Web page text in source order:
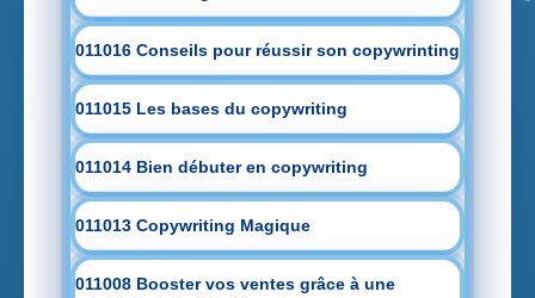
011016 Conseils pour réussir son copywrinting
011015 Les bases du copywriting
011014 Bien débuter en copywriting
011013 Copywriting Magique
011008 Booster vos ventes grâce à une